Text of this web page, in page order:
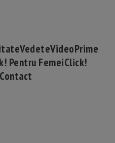
VedeteVideoPrime
Pentru FemeiClick!
Contact